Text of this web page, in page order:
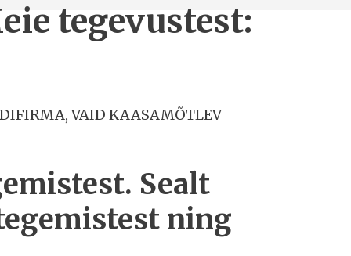
tegevustest:
VAID KAASAMÕTLEV
Sealt
ning